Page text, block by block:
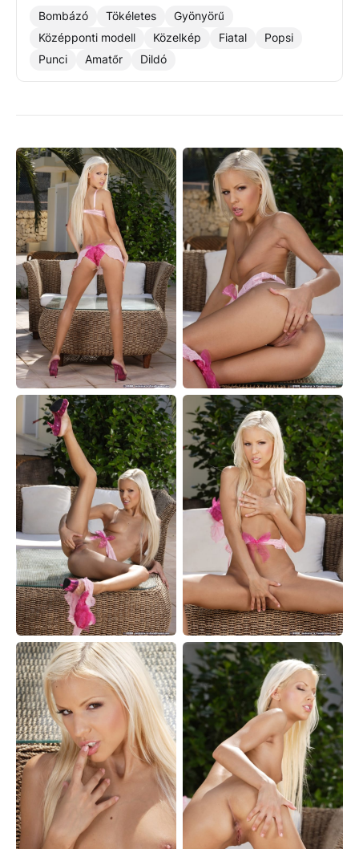
Bombázó Tökéletes
Gyönyörű
Középponti modell
Közelkép Fiatal
Popsi
Punci
Amatőr Dildó